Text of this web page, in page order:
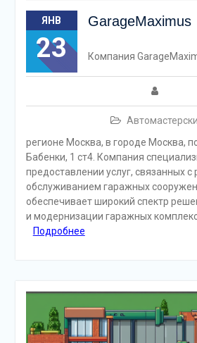
ЯНВ
23
GarageMaximus
Компания
регионе Москва, в городе Москва,
Бабенки, 1 ст4. Компания
предоставлении услуг, связанных
обслуживанием гаражных
обеспечивает широкий спектр
и модернизации гаражных
Подробнее